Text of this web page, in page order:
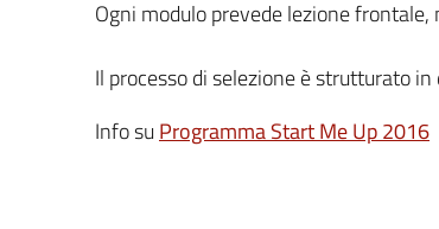
Ogni modulo prevede lezione
Il processo di selezione è strutturato
Info su Programma Start Me Up 2016